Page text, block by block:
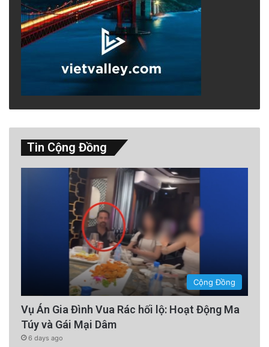
Tin Cộng Đồng
Cộng Đồng
Vụ Án Gia Đình Vua Rác hối lộ: Hoạt Động Ma
Túy và Gái Mại Dâm
6 days ago